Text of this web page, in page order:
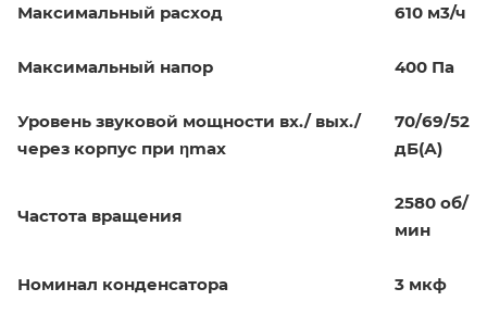
Максимальный расход 610 м3/ч
Максимальный напор 400 Па
Уровень звуковой мощности вх./ вых./
через корпус при ηmax
70/69/52
дБ(А)
Частота вращения
2580 об/
мин
Номинал конденсатора 3 мкф